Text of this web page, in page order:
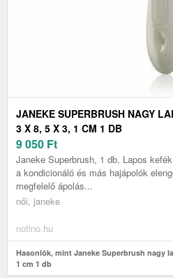
JANEKE SUPERBRUSH NAGY
3 X 8, 5 X 3, 1 CM 1 DB
9 050 Ft
Janeke Superbrush, 1 db, Lapos
a kondicionáló és más hajápolók
megfelelő ápolás...
női, janeke
notino.hu
Hasonlók, mint Janeke Superbrush nagy
1 cm 1 db